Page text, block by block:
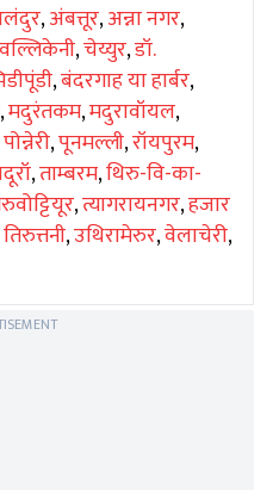
,अंबत्तूर,अन्ना नगर,
,चेय्युर,डॉ.
,बंदरगाह या हार्बर,
,मदुरंतकम,मदुरावॉयल,
पोन्नेरी,पूनमल्ली,रॉयपुरम,
,ताम्बरम,थिरु-वि-का-
,त्यागरायनगर,हजार
तिरुत्तनी,उथिरामेरुर,वेलाचेरी,